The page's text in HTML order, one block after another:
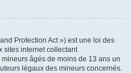
Protection Act ») est une loi des
sites internet collectant
âgés de moins de 13 ans un
légaux des mineurs concernés.